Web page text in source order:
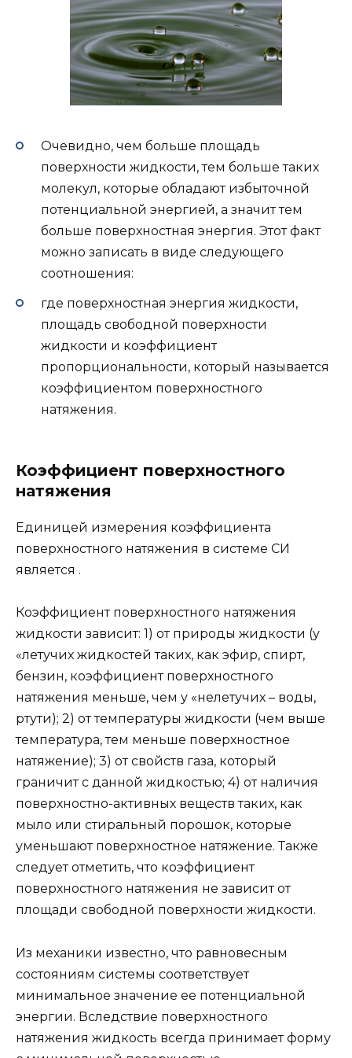
Очевидно, чем больше площадь
поверхности жидкости, тем больше таких
молекул, которые обладают избыточной
потенциальной энергией, а значит тем
больше поверхностная энергия. Этот факт
можно записать в виде следующего
соотношения:
где поверхностная энергия жидкости,
площадь свободной поверхности
жидкости и коэффициент
пропорциональности, который называется
коэффициентом поверхностного
натяжения.
Коэффициент поверхностного
натяжения
Единицей измерения коэффициента
поверхностного натяжения в системе СИ
является .
Коэффициент поверхностного натяжения
жидкости зависит: 1) от природы жидкости (у
«летучих жидкостей таких, как эфир, спирт,
бензин, коэффициент поверхностного
натяжения меньше, чем у «нелетучих – воды,
ртути); 2) от температуры жидкости (чем выше
температура, тем меньше поверхностное
натяжение); 3) от свойств газа, который
граничит с данной жидкостью; 4) от наличия
поверхностно-активных веществ таких, как
мыло или стиральный порошок, которые
уменьшают поверхностное натяжение. Также
следует отметить, что коэффициент
поверхностного натяжения не зависит от
площади свободной поверхности жидкости.
Из механики известно, что равновесным
состояниям системы соответствует
минимальное значение ее потенциальной
энергии. Вследствие поверхностного
натяжения жидкость всегда принимает форму